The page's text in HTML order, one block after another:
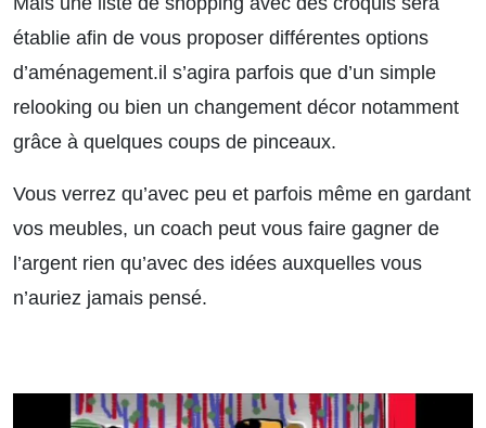
établie afin de vous proposer différentes options
d’aménagement.il s’agira parfois que d’un simple
relooking ou bien un changement décor notamment
grâce à quelques coups de pinceaux.
Vous verrez qu’avec peu et parfois même en gardant
vos meubles, un coach peut vous faire gagner de
l’argent rien qu’avec des idées auxquelles vous
n’auriez jamais pensé.